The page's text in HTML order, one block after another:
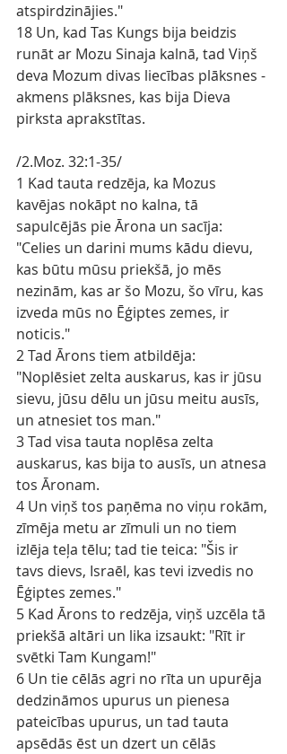
atspirdzinājies."
18 Un, kad Tas Kungs bija beidzis
runāt ar Mozu Sinaja kalnā, tad Viņš
deva Mozum divas liecības plāksnes -
akmens plāksnes, kas bija Dieva
pirksta aprakstītas.
/2.Moz. 32:1-35/
1 Kad tauta redzēja, ka Mozus
kavējas nokāpt no kalna, tā
sapulcējās pie Ārona un sacīja:
"Celies un darini mums kādu dievu,
kas būtu mūsu priekšā, jo mēs
nezinām, kas ar šo Mozu, šo vīru, kas
izveda mūs no Ēģiptes zemes, ir
noticis."
2 Tad Ārons tiem atbildēja:
"Noplēsiet zelta auskarus, kas ir jūsu
sievu, jūsu dēlu un jūsu meitu ausīs,
un atnesiet tos man."
3 Tad visa tauta noplēsa zelta
auskarus, kas bija to ausīs, un atnesa
tos Āronam.
4 Un viņš tos paņēma no viņu rokām,
zīmēja metu ar zīmuli un no tiem
izlēja teļa tēlu; tad tie teica: "Šis ir
tavs dievs, Israēl, kas tevi izvedis no
Ēģiptes zemes."
5 Kad Ārons to redzēja, viņš uzcēla tā
priekšā altāri un lika izsaukt: "Rīt ir
svētki Tam Kungam!"
6 Un tie cēlās agri no rīta un upurēja
dedzināmos upurus un pienesa
pateicības upurus, un tad tauta
apsēdās ēst un dzert un cēlās